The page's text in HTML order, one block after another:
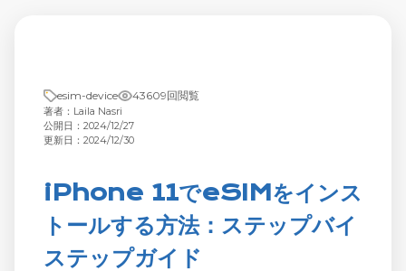
esim-device 43609回閲覧
著者：Laila Nasri
公開日：2024/12/27
更新日：2024/12/30
iPhone 11でeSIMをインス
トールする方法：ステップバイ
ステップガイド